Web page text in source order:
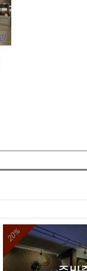
20%